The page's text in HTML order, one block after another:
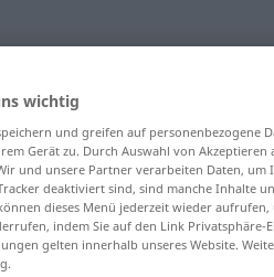
wichtig
und greifen auf personenbezogene
Gerät zu. Durch Auswahl von Akzeptieren
und unsere Partner verarbeiten Daten, um
deaktiviert sind, sind manche Inhalte
dieses Menü jederzeit wieder
indem Sie auf den Link Privatsphäre-
gelten innerhalb unseres Website.